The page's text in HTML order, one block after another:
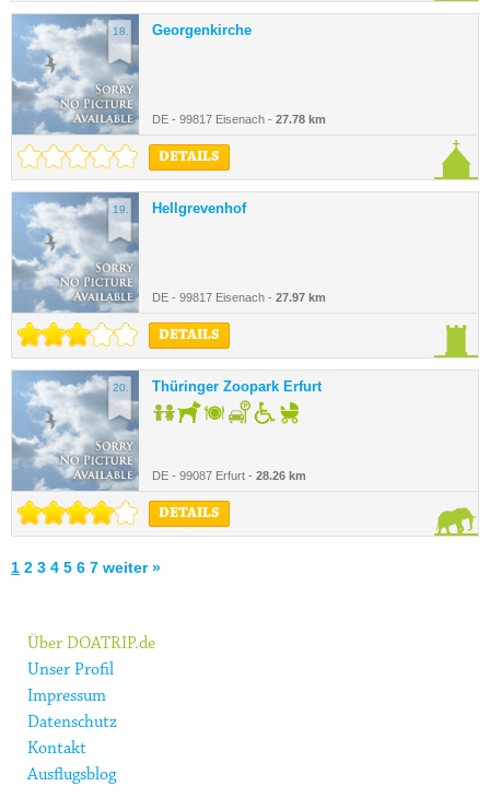
18. Georgenkirche
DE - 99817 Eisenach - 27.78 km
DETAILS
19. Hellgrevenhof
DE - 99817 Eisenach - 27.97 km
DETAILS
20. Thüringer Zoopark Erfurt
DE - 99087 Erfurt - 28.26 km
DETAILS
1 2 3 4 5 6 7 weiter »
Über DOATRIP.de
Unser Profil
Impressum
Datenschutz
Kontakt
Ausflugsblog